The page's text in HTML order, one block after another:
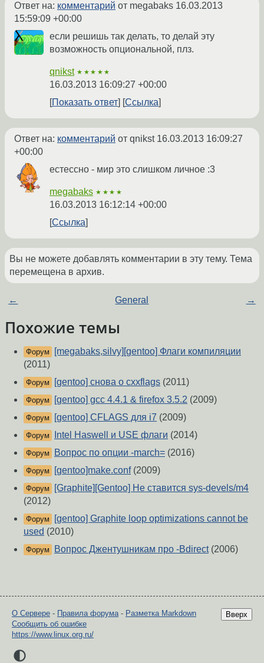
Ответ на: комментарий от megabaks 16.03.2013
15:59:09 +00:00
если решишь так делать, то делай эту
возможность опциональной, плз.
qnikst ★★★★★
16.03.2013 16:09:27 +00:00
Показать ответ
Ссылка
Ответ на: комментарий от qnikst 16.03.2013 16:09:27
+00:00
естессно - мир это слишком личное :3
megabaks ★★★★
16.03.2013 16:12:14 +00:00
Ссылка
Вы не можете добавлять комментарии в эту тему. Тема
перемещена в архив.
← General →
Похожие темы
Форум
[megabaks,silvy][gentoo] Флаги компиляции
(2011)
Форум [gentoo] снова о cxxflags (2011)
Форум [gentoo] gcc 4.4.1 & firefox 3.5.2 (2009)
Форум [gentoo] CFLAGS для i7 (2009)
Форум Intel Haswell и USE флаги (2014)
Форум Вопрос по опции -march= (2016)
Форум [gentoo]make.conf(2009)
Форум
[Graphite][Gentoo] Не ставится sys-devels/m4
(2012)
Форум
[gentoo] Graphite loop optimizations cannot be
used (2010)
Форум Вопрос Джентушникам про -Bdirect(2006)
Вверх
О Сервере - Правила форума- Разметка Markdown
Сообщить об ошибке
https://www.linux.org.ru/